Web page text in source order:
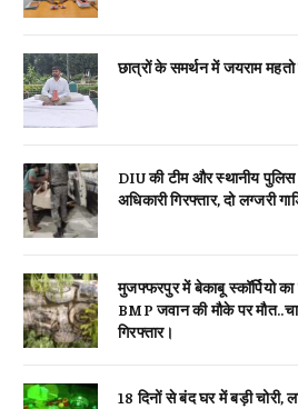
छात्रों के समर्थन में जयराम महतो
DIU की टीम और स्थानीय पुलिस
अधिकारी गिरफ्तार, दो लग्जरी
मुजफ्फरपुर में बेकाबू स्कॉर्पियो
BMP जवान की मौके पर
गिरफ्तार।
18 दिनों से बंद घर में बड़ी